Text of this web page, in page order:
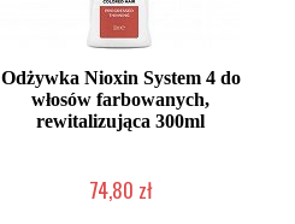
Odżywka Nioxin System 4 do
włosów farbowanych,
rewitalizująca 300ml
74,80 zł